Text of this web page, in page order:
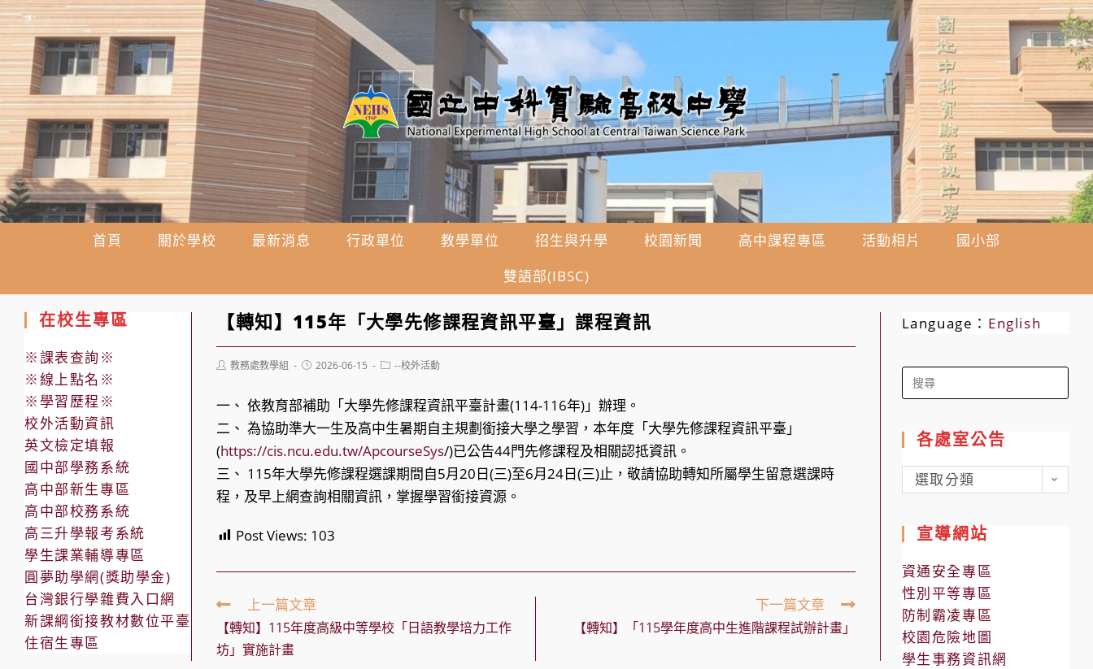
跳
轉
至
主
要
內
容
首頁 關於學校 最新消息 行政單位 教學單位 招生與升學 校園新聞 高中課程專區 活動相片
國小部
雙語部(IBSC)
【轉知】115年「大學先修課程資訊平臺」課程資訊
Post教務處教學組
Post2026-06-15
Post--校外活動
一、 依教育部補助「大學先修課程資訊平臺計畫(114-116年)」辦理。
二、 為協助準大一生及高中生暑期自主規劃銜接大學之學習，本年度「大學先修課程資訊平臺」
(https://cis.ncu.edu.tw/ApcourseSys/)已公告44門先修課程及相關認抵資訊。
三、 115年大學先修課程選課期間自5月20日(三)至6月24日(三)止，敬請協助轉知所屬學生留意選課時
程，及早上網查詢相關資訊，掌握學習銜接資源。
Post Views: 103
Read
more
articles
上一篇文章
【轉知】115年度高級中等學校「日語教學培力工作
坊」實施計畫
下一篇文章
【轉知】「115學年度高中生進階課程試辦計畫」
在校生專區
※課表查詢※
※線上點名※
※學習歷程※
校外活動資訊
英文檢定填報
國中部學務系統
高中部新生專區
高中部校務系統
高三升學報考系統
學生課業輔導專區
圓夢助學網(獎助學金)
台灣銀行學雜費入口網
新課綱銜接教材數位平臺
住宿生專區
Language： English
Search
for:
各處室公告
各
處
公
告
選取分類
宣導網站
資通安全專區
性別平等專區
防制霸凌專區
校園危險地圖
學生事務資訊網